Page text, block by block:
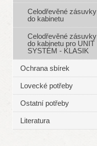
Celodřevěné zásuvky
do kabinetu
Celodřevěné zásuvky
do kabinetu pro UNIT
SYSTÉM - KLASIK
Ochrana sbírek
Lovecké potřeby
Ostatní potřeby
Literatura